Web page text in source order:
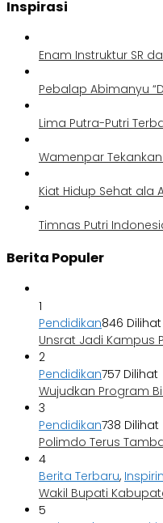
Inspirasi
Enam Instruktur SR
Pebalap Abimanyu
Lima Putra-Putri
Wamenpar
Kiat Hidup Sehat ala
Timnas Putri
Berita Populer
1
Pendidikan846 Dilihat
Unsrat Jadi Kampus
2
Pendidikan757 Dilihat
Wujudkan Program
3
Pendidikan738 Dilihat
Polimdo Terus
4
Berita Terbaru,
Wakil Bupati
5